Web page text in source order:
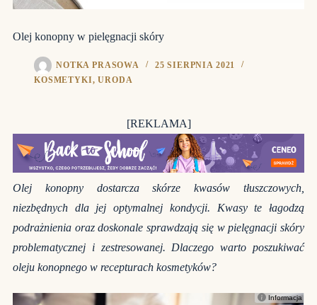
Olej konopny w pielęgnacji skóry
NOTKA PRASOWA
25 SIERPNIA 2021
KOSMETYKI,URODA
[REKLAMA]
Olej konopny dostarcza skórze kwasów tłuszczowych,
niezbędnych dla jej optymalnej kondycji. Kwasy te łagodzą
podrażnienia oraz doskonale sprawdzają się w pielęgnacji skóry
problematycznej i zestresowanej. Dlaczego warto poszukiwać
oleju konopnego w recepturach kosmetyków?